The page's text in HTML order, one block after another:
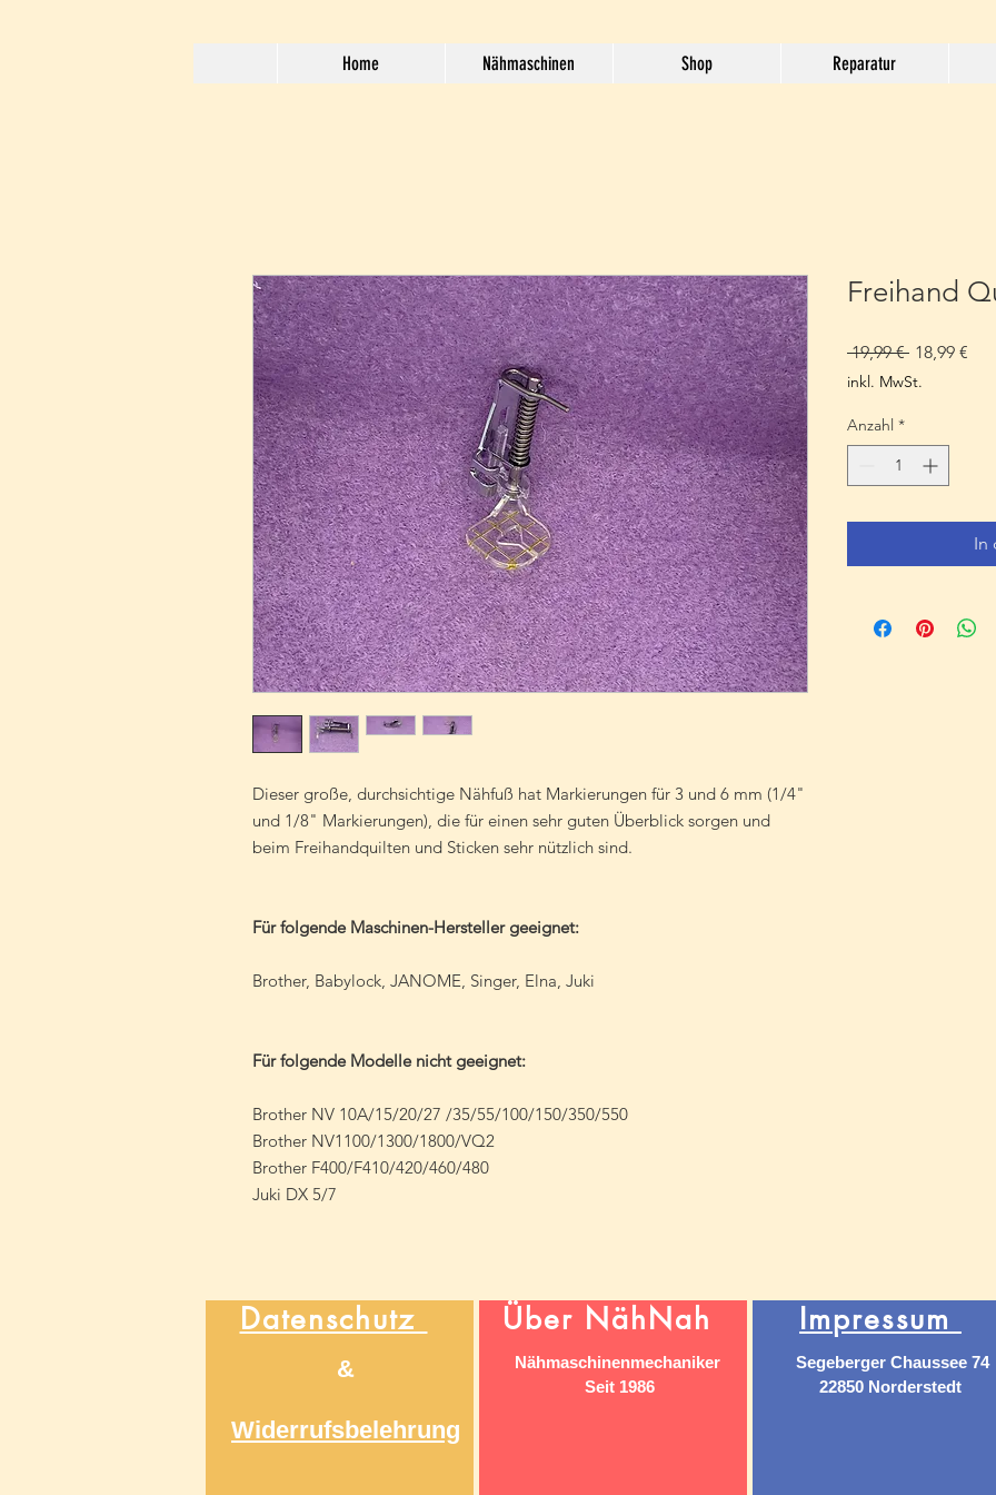
Home Nähmaschinen Shop Reparatur
Dieser große, durchsichtige Nähfuß hat Markierungen für 3 und 6 mm (1/4"
und 1/8" Markierungen), die für einen sehr guten Überblick sorgen und
beim Freihandquilten und Sticken sehr nützlich sind.
Für folgende Maschinen-Hersteller geeignet:
Brother, Babylock, JANOME, Singer, Elna, Juki
Für folgende Modelle nicht geeignet:
Brother NV 10A/15/20/27 /35/55/100/150/350/550
Brother NV1100/1300/1800/VQ2
Brother F400/F410/420/460/480
Juki DX 5/7
Freihand
19,99 € 18,99 €
inkl. MwSt.
Anzahl *
In
Datenschutz
&
Widerrufsbelehrung
Über NähNah
Nähmaschinenmechaniker
Seit 1986
Impressum
Segeberger Chaussee 74
22850 Norderstedt